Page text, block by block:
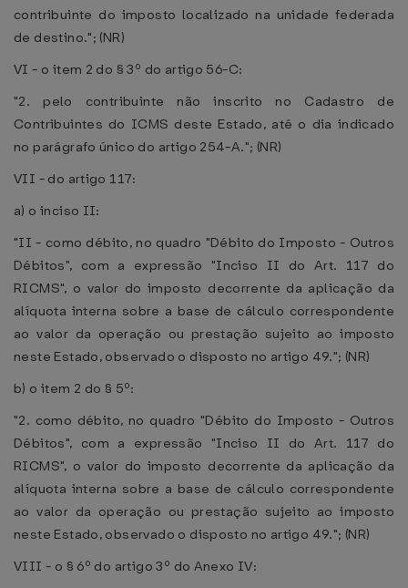
contribuinte do imposto localizado na unidade federada
de destino."; (NR)
VI - o item 2 do § 3º do artigo 56-C:
"2. pelo contribuinte não inscrito no Cadastro de
Contribuintes do ICMS deste Estado, até o dia indicado
no parágrafo único do artigo 254-A."; (NR)
VII - do artigo 117:
a) o inciso II:
"II - como débito, no quadro "Débito do Imposto - Outros
Débitos", com a expressão "Inciso II do Art. 117 do
RICMS", o valor do imposto decorrente da aplicação da
alíquota interna sobre a base de cálculo correspondente
ao valor da operação ou prestação sujeito ao imposto
neste Estado, observado o disposto no artigo 49."; (NR)
b) o item 2 do § 5º:
"2. como débito, no quadro "Débito do Imposto - Outros
Débitos", com a expressão "Inciso II do Art. 117 do
RICMS", o valor do imposto decorrente da aplicação da
alíquota interna sobre a base de cálculo correspondente
ao valor da operação ou prestação sujeito ao imposto
neste Estado, observado o disposto no artigo 49."; (NR)
VIII - o § 6º do artigo 3º do Anexo IV: